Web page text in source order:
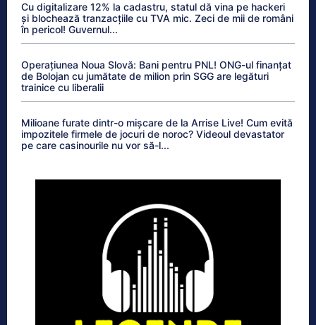
Cu digitalizare 12% la cadastru, statul dă vina pe hackeri
și blochează tranzacțiile cu TVA mic. Zeci de mii de români
în pericol! Guvernul...
Operațiunea Noua Slovă: Bani pentru PNL! ONG-ul finanțat
de Bolojan cu jumătate de milion prin SGG are legături
trainice cu liberalii
Milioane furate dintr-o mișcare de la Arrise Live! Cum evită
impozitele firmele de jocuri de noroc? Videoul devastator
pe care casinourile nu vor să-l...